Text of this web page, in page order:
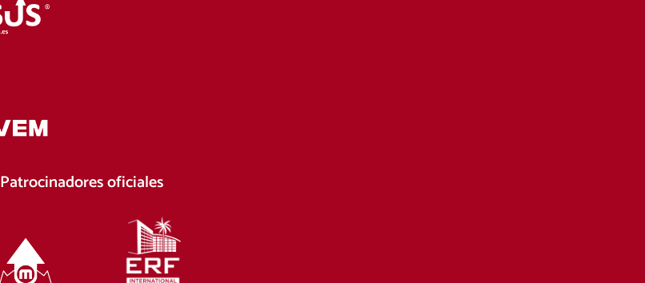
Patrocinadores oficiales